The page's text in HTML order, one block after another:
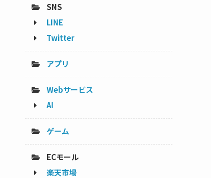
SNS
LINE
Twitter
アプリ
Webサービス
AI
ゲーム
ECモール
楽天市場